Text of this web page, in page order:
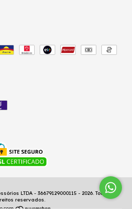
LTDA - 36679129000115 - 2026. Todos os
reservados.